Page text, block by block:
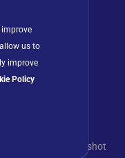
Reserved. Slingshot
us to
improve
Policy